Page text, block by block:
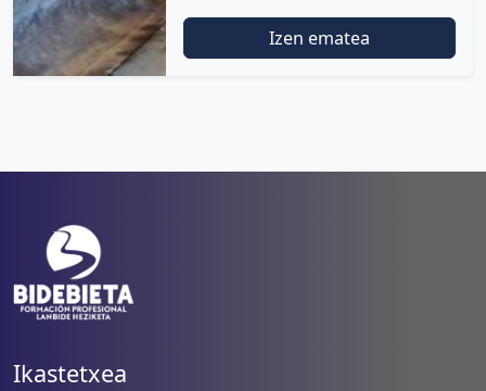
Izen ematea
Ikastetxea